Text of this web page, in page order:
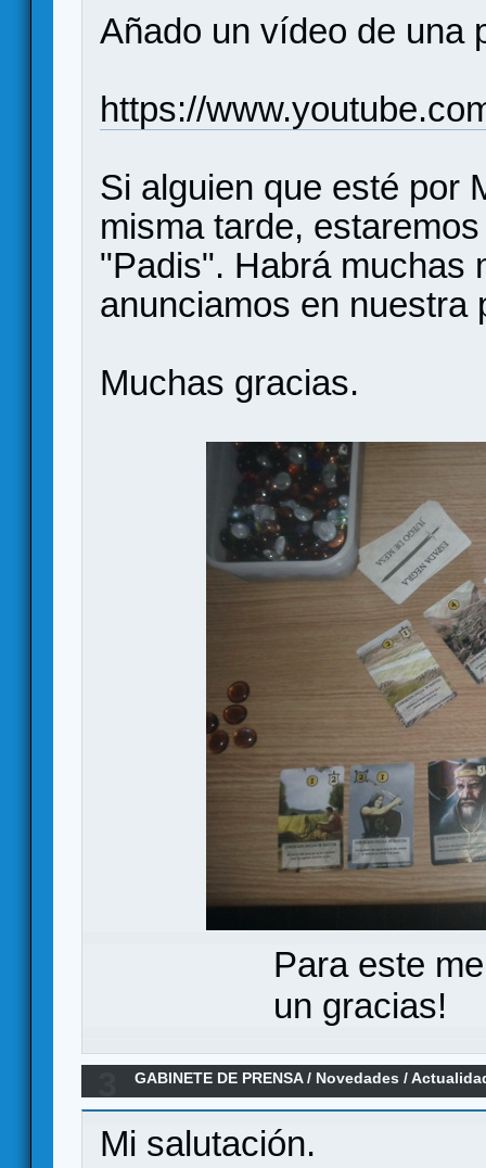
Añado un vídeo de una
https://
Si alguien que esté por
misma tarde,
"Padis". Habrá muchas
anunciamos en nuestra
Muchas gracias.
Para este
un gracias!
GABINETE DE PRENSA/ Novedades /
Mi salutación.